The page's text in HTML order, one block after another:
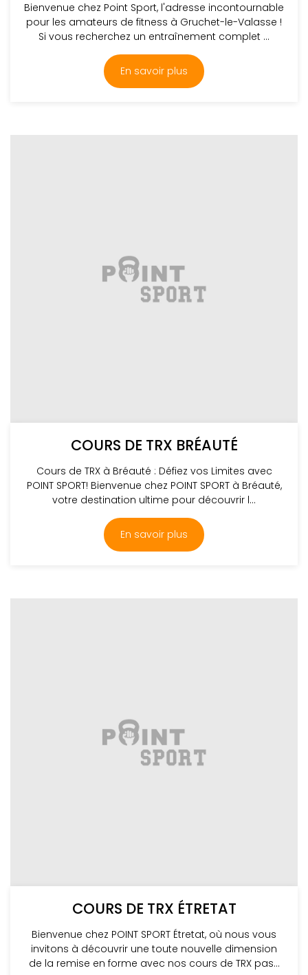
Bienvenue chez Point Sport, l'adresse incontournable
pour les amateurs de fitness à Gruchet-le-Valasse !
Si vous recherchez un entraînement complet ...
En savoir plus
COURS DE TRX BRÉAUTÉ
Cours de TRX à Bréauté : Défiez vos Limites avec
POINT SPORT! Bienvenue chez POINT SPORT à Bréauté,
votre destination ultime pour découvrir l...
En savoir plus
COURS DE TRX ÉTRETAT
Bienvenue chez POINT SPORT Étretat, où nous vous
invitons à découvrir une toute nouvelle dimension
de la remise en forme avec nos cours de TRX pas...